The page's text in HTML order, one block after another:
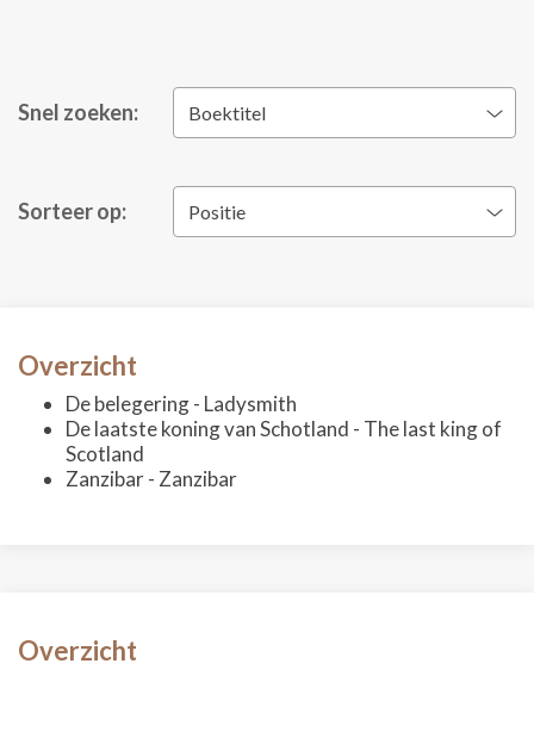
Snel zoeken: Boektitel
Sorteer op: Positie
Overzicht
De belegering - Ladysmith
De laatste koning van Schotland - The last king of
Scotland
Zanzibar - Zanzibar
Overzicht